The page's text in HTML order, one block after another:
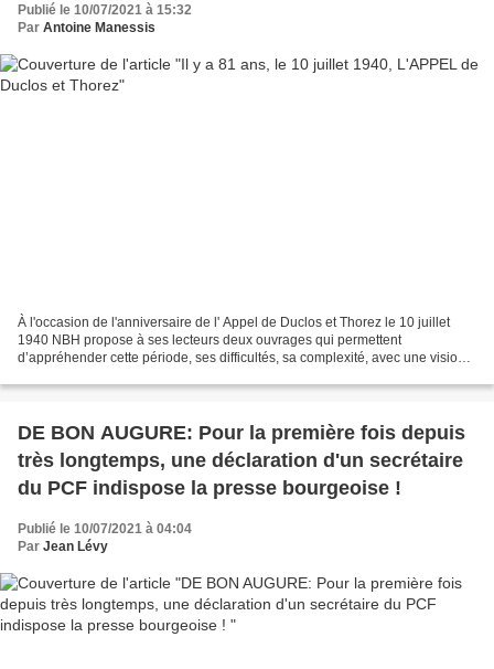
Publié le 10/07/2021 à 15:32
Par Antoine Manessis
À l'occasion de l'anniversaire de l' Appel de Duclos et Thorez le 10 juillet
1940 NBH propose à ses lecteurs deux ouvrages qui permettent
d’appréhender cette période, ses difficultés, sa complexité, avec une vision
DE BON AUGURE: Pour la première fois depuis
très longtemps, une déclaration d'un secrétaire
du PCF indispose la presse bourgeoise !
Publié le 10/07/2021 à 04:04
Par Jean Lévy